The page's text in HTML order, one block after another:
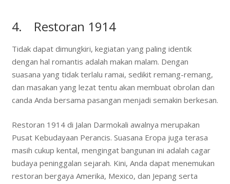
4. Restoran 1914
Tidak dapat dimungkiri, kegiatan yang paling identik
dengan hal romantis adalah makan malam. Dengan
suasana yang tidak terlalu ramai, sedikit remang-remang,
dan masakan yang lezat tentu akan membuat obrolan dan
canda Anda bersama pasangan menjadi semakin berkesan.
Restoran 1914 di Jalan Darmokali awalnya merupakan
Pusat Kebudayaan Perancis. Suasana Eropa juga terasa
masih cukup kental, mengingat bangunan ini adalah cagar
budaya peninggalan sejarah. Kini, Anda dapat menemukan
restoran bergaya Amerika, Mexico, dan Jepang serta